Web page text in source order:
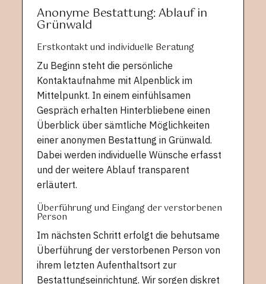
Anonyme Bestattung: Ablauf in
Grünwald
Erstkontakt und individuelle Beratung
Zu Beginn steht die persönliche
Kontaktaufnahme mit Alpenblick im
Mittelpunkt. In einem einfühlsamen
Gespräch erhalten Hinterbliebene einen
Überblick über sämtliche Möglichkeiten
einer anonymen Bestattung in Grünwald.
Dabei werden individuelle Wünsche erfasst
und der weitere Ablauf transparent
erläutert.
Überführung und Eingang der verstorbenen
Person
Im nächsten Schritt erfolgt die behutsame
Überführung der verstorbenen Person von
ihrem letzten Aufenthaltsort zur
Bestattungseinrichtung. Wir sorgen diskret